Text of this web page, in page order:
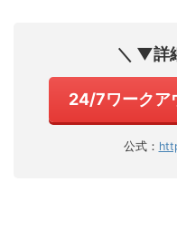
＼ ▼詳
24/7ワークア
公式：